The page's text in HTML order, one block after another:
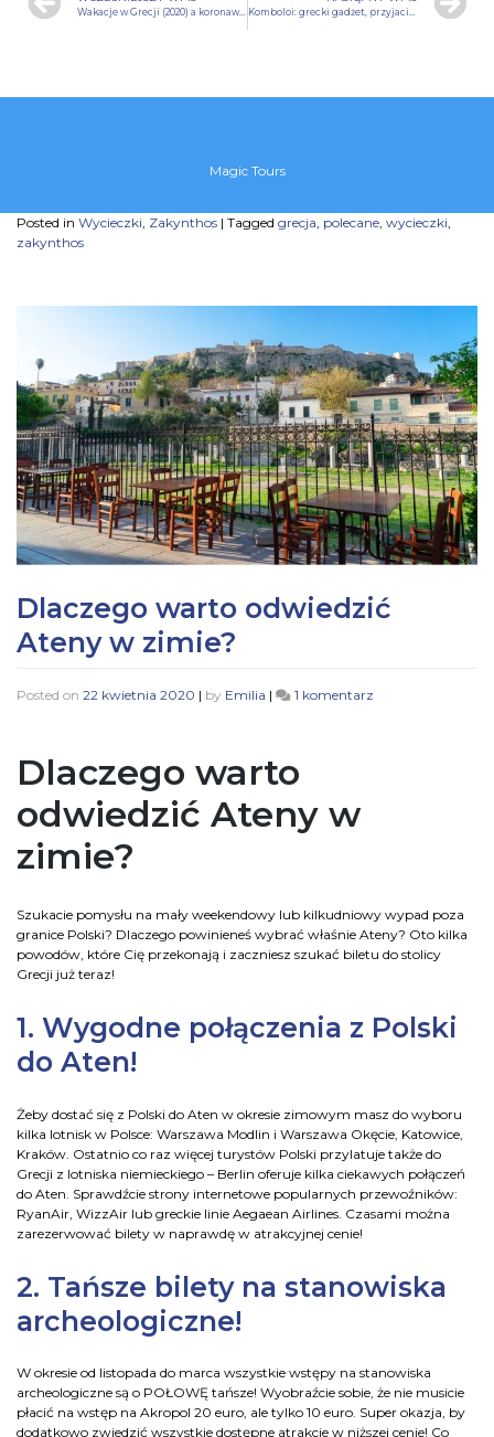
Wakacje w Grecji (2020) a koronawirus Komboloi: grecki gadżet, przyjaciel, broń czy kochanka?
Magic Tours
Posted in Wycieczki Zakynthos | Tagged grecja polecane wycieczki
zakynthos
Dlaczego warto odwiedzić
Ateny w zimie?
Posted on 22 kwietnia 2020 | by Emilia | 1 komentarz
Dlaczego warto
odwiedzić Ateny w
zimie?
Szukacie pomysłu na mały weekendowy lub kilkudniowy wypad poza
granice Polski? Dlaczego powinieneś wybrać właśnie Ateny? Oto kilka
powodów, które Cię przekonają i zaczniesz szukać biletu do stolicy
Grecji już teraz!
1. Wygodne połączenia z Polski
do Aten!
Żeby dostać się z Polski do Aten w okresie zimowym masz do wyboru
kilka lotnisk w Polsce: Warszawa Modlin i Warszawa Okęcie, Katowice,
Kraków. Ostatnio co raz więcej turystów Polski przylatuje także do
Grecji z lotniska niemieckiego – Berlin oferuje kilka ciekawych połączeń
do Aten. Sprawdźcie strony internetowe popularnych przewoźników:
RyanAir, WizzAir lub greckie linie Aegaean Airlines. Czasami można
zarezerwować bilety w naprawdę w atrakcyjnej cenie!
2. Tańsze bilety na stanowiska
archeologiczne!
W okresie od listopada do marca wszystkie wstępy na stanowiska
archeologiczne są o POŁOWĘ tańsze! Wyobraźcie sobie, że nie musicie
płacić na wstęp na Akropol 20 euro, ale tylko 10 euro. Super okazja, by
dodatkowo zwiedzić wszystkie dostępne atrakcje w niższej cenie! Co